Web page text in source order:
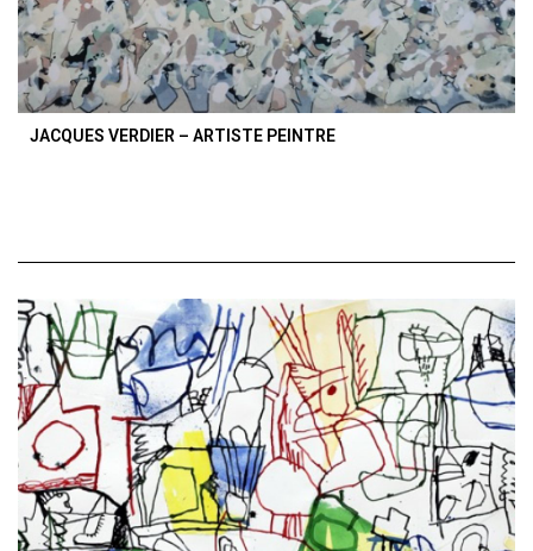
JACQUES VERDIER – ARTISTE PEINTRE